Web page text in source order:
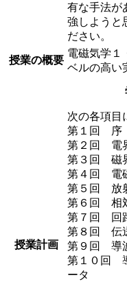
有な手法が
強しようと
ださい。
授業の概要
電磁気学１
ベルの高い
授業計画
次の各項目
第１回 序
第２回 電
第３回 磁
第４回 電
第５回 放
第６回 相
第７回 回
第８回 伝
第９回 導
第１０回
ータ